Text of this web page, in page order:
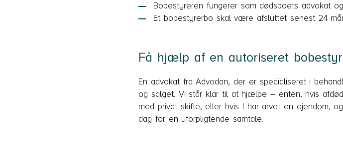
Bobestyreren fungerer som dødsboets advokat
Et bobestyrerbo skal være afsluttet senest 24
Få hjælp af en autoriseret
En advokat fra Advodan, der er specialiseret i
og salget. Vi står klar til at hjælpe – enten, hvis
med privat skifte, eller hvis I har arvet en ejendom,
dag for en uforpligtende samtale.